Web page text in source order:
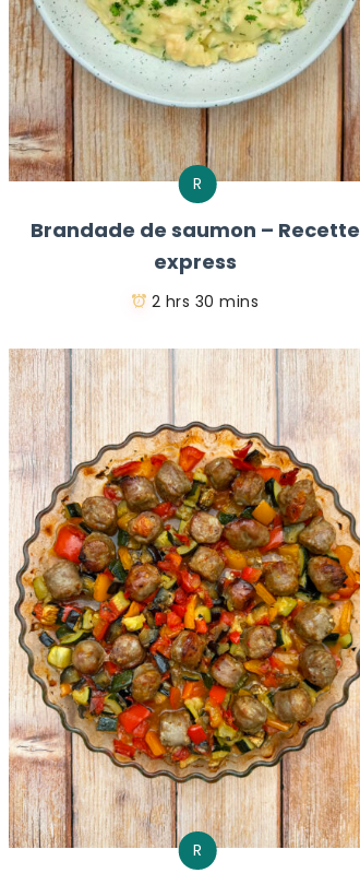
R
Brandade de saumon – Recette
express
2 hrs 30 mins
R